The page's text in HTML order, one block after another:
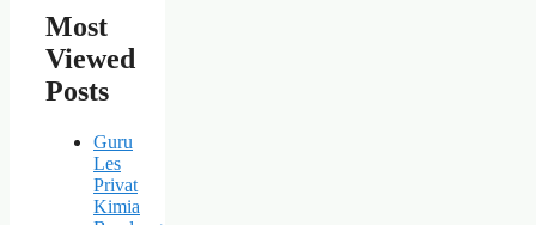
Most
Viewed
Posts
Guru
Les
Privat
Kimia